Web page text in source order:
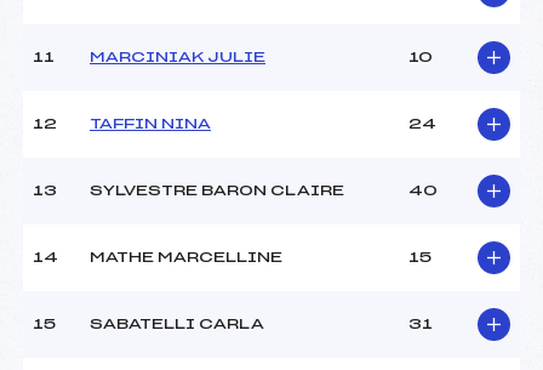
11 MARCINIAK JULIE 10
12 TAFFIN NINA 24
13 SYLVESTRE BARON CLAIRE 40
14 MATHE MARCELLINE 15
15 SABATELLI CARLA 31